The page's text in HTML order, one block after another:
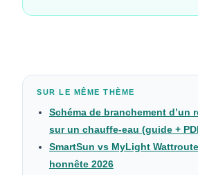
SUR LE MÊME THÈME
Schéma de branchement d’un
sur un chauffe-eau (guide +
SmartSun vs MyLight
honnête 2026